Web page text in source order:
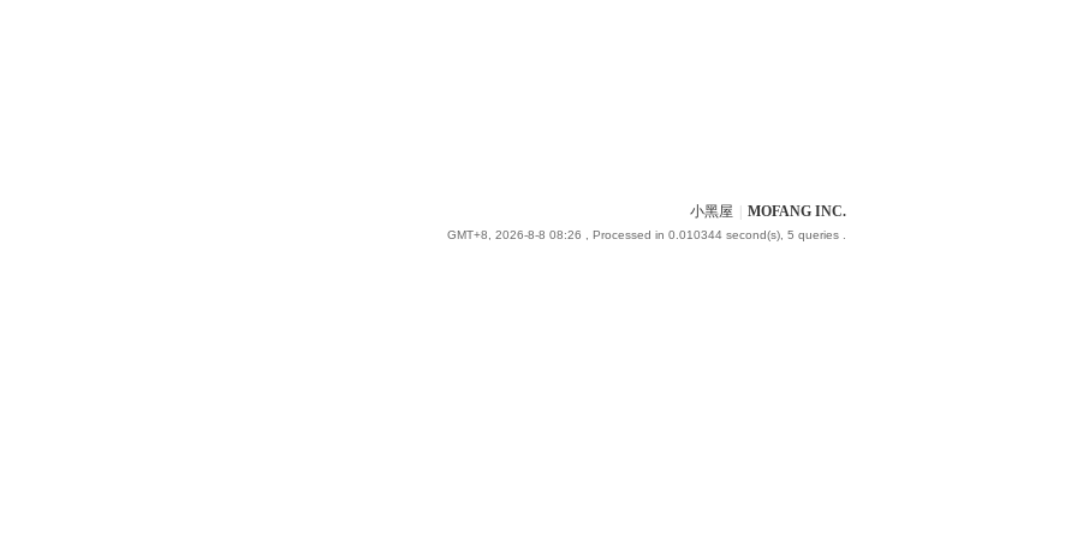
小黑屋 MOFANG INC.
GMT+8, 2026-8-8 08:26 , Processed in 0.010344 second(s), 5 queries .